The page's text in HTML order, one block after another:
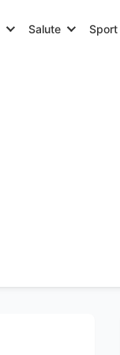
Salute Sport